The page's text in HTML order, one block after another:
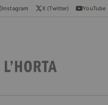
Instagram X (Twitter) YouTube